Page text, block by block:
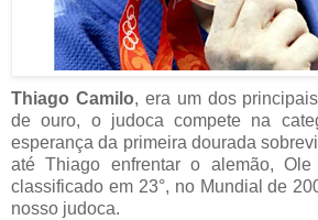
Thiago Camilo, era um dos
de ouro, o judoca compete na
esperança da primeira dourada
até Thiago enfrentar o alemão,
classificado em 23°, no Mundial de
nosso judoca.